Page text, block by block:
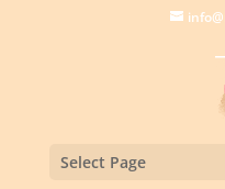
Select Page